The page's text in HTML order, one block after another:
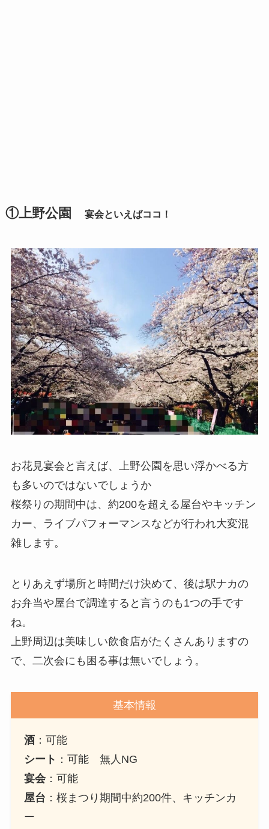
①上野公園 宴会といえばココ！
お花見宴会と言えば、上野公園を思い浮かべる方
も多いのではないでしょうか
桜祭りの期間中は、約200を超える屋台やキッチン
カー、ライブパフォーマンスなどが行われ大変混
雑します。
とりあえず場所と時間だけ決めて、後は駅ナカの
お弁当や屋台で調達すると言うのも1つの手です
ね。
上野周辺は美味しい飲食店がたくさんありますの
で、二次会にも困る事は無いでしょう。
基本情報
酒 ：可能
シート ：可能 無人NG
宴会：可能
屋台 ：桜まつり期間中約200件、キッチンカ
ー